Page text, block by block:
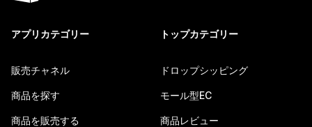
アプリカテゴリー
販売チャネル
商品を探す
商品を販売する
トップカテゴリー
ドロップシッピング
モール型EC
商品レビュー